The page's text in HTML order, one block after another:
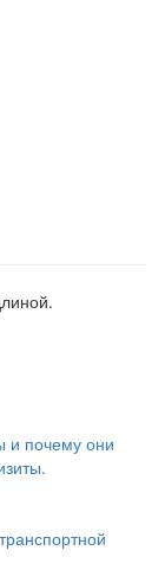
и почему они